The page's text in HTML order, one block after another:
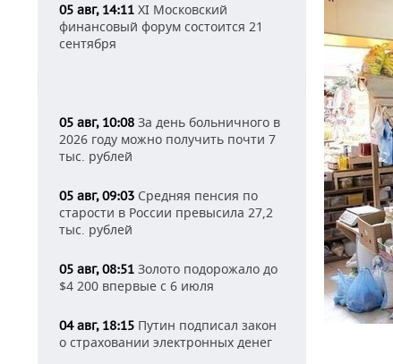
05 авг, 14:11 XI Московский
финансовый форум состоится 21
сентября
05 авг, 10:08 За день больничного в
2026 году можно получить почти 7
тыс. рублей
05 авг, 09:03 Средняя пенсия по
старости в России превысила 27,2
тыс. рублей
05 авг, 08:51 Золото подорожало до
$4 200 впервые с 6 июля
04 авг, 18:15 Путин подписал закон
о страховании электронных денег